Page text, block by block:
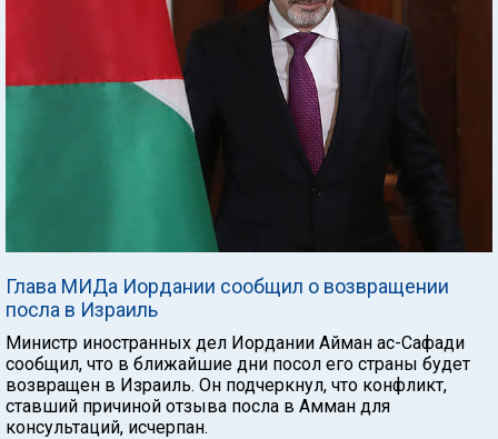
Глава МИДа Иордании сообщил о возвращении
посла в Израиль
Министр иностранных дел Иордании Айман ас-Сафади
сообщил, что в ближайшие дни посол его страны будет
возвращен в Израиль. Он подчеркнул, что конфликт,
ставший причиной отзыва посла в Амман для
консультаций, исчерпан.